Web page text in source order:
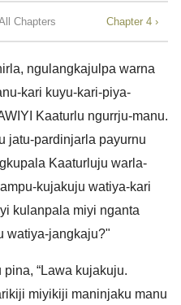
Chapters Chapter 4 ›
ngulangkajulpa warna
kari kuyu-kari-piya-
Kaaturlu ngurrju-manu.
jatu-pardinjarla payurnu
Kaaturluju warla-
kujakuju watiya-kari
kulanpala miyi nganta
watiya-jangkaju?"
“Lawa kujakuju.
miyikiji maninjaku manu